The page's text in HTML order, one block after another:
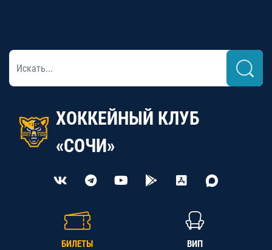
ХОККЕЙНЫЙ КЛУБ
«СОЧИ»
БИЛЕТЫ ВИП